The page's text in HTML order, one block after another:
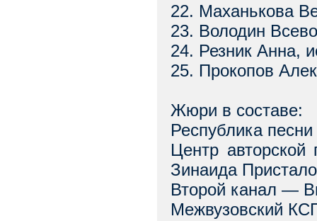
22. Маханькова
23. Володин
24. Резник Анна,
25. Прокопов
Жюри в составе:
Республика
Центр
Зинаида
Второй канал —
Межвузовский